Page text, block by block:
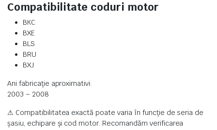
Compatibilitate coduri motor
BKC
BXE
BLS
BRU
BXJ
Ani fabricație aproximativi:
2003 – 2008
⚠ Compatibilitatea exactă poate varia în funcție de seria de
șasiu, echipare și cod motor. Recomandăm verificarea